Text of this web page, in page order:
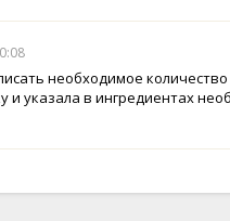
необходимое
и указала в ингредиентах